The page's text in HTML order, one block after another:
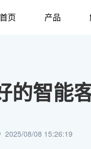
首页 产品
的智能
2025/08/08 15:26:19